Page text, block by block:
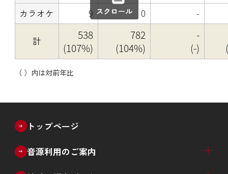
カラオケ
9 0 -
計
538
(107%)
782
(104%)
-
(-)
（ ）内は対前年比
トップページ
音源利用のご案内